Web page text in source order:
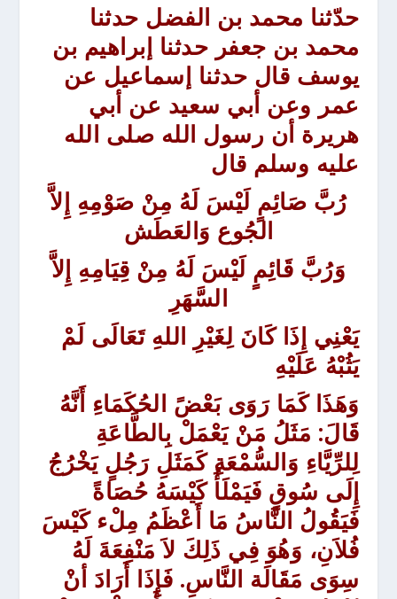
حدّثنا محمد بن الفضل حدثنا
محمد بن جعفر حدثنا إبراهيم بن
يوسف قال حدثنا إسماعيل عن
عمر وعن أبي سعيد عن أبي
هريرة أن رسول الله صلى الله
عليه وسلم قال
رُبَّ صَائِمٍ لَيْسَ لَهُ مِنْ صَوْمِهِ إِلاَّ
الجُوع وَالعَطَش
وَرُبَّ قَائِمٍ لَيْسَ لَهُ مِنْ قِيَامِهِ إِلاَّ
السَّهَرِ
يَعْنِي إِذَا كَانَ لِغَيْرِ اللهِ تَعَالَى لَمْ
يَثُبْهُ عَلَيْهِ
وَهَذَا كَمَا رَوَى بَعْضً الحُكَمَاءِ أَنَّهُ
قَالَ: مَثَلُ مَنْ يَعْمَلْ بِالطَّاعَةِ
لِلرِّيَّاءِ وَالسُّمْعَةِ كَمَثَلِ رَجُلٍ يَخْرُجُ
إِلَى سُوقٍ فَيَمْلَأُ كَيْسَهُ حُصَاةً
فَيَقُولُ النَّاسُ مَا أَعْظَمُ مِلْء كَيْسَ
فُلاَنِ، وَهُوَ فِي ذَلِكَ لاَ مَنْفِعَةَ لَهُ
سِوَى مَقَالَة النَّاسِ. فَإِذَا أَرَادَ أنْ